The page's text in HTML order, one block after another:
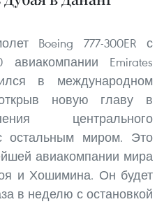
Boeing 777-300ER с
Emirates
в международном
новую главу в
центрального
остальным миром. Это
авиакомпании мира
и Хошимина. Он будет
в неделю с остановкой